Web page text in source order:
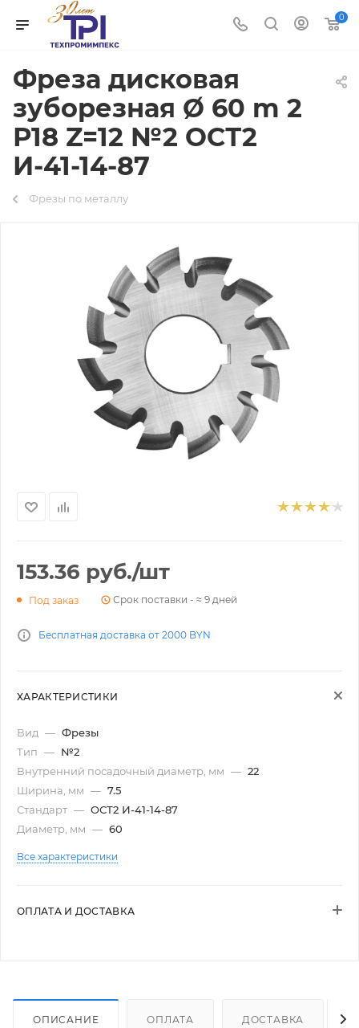
0
Фреза дисковая
зуборезная Ø 60 m 2
Р18 Z=12 №2 ОСТ2
И-41-14-87
Фрезы по металлу
153.36 руб./шт
Под заказ Срок поставки - ≈ 9 дней
Бесплатная доставка от 2000 BYN
ХАРАКТЕРИСТИКИ
Вид — Фрезы
Тип — №2
Внутренний посадочный диаметр, мм — 22
Ширина, мм — 7.5
Стандарт — ОСТ2 И-41-14-87
Диаметр, мм — 60
Все характеристики
ОПЛАТА И ДОСТАВКА
ОПИСАНИЕ ОПЛАТА ДОСТАВКА